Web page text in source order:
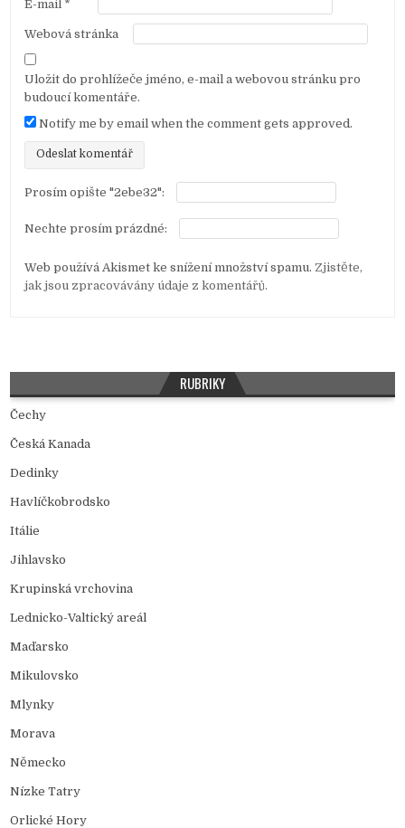
k
E-mail *
Webová stránka
Uložit do prohlížeče jméno, e-mail a webovou stránku pro
budoucí komentáře.
Notify me by email when the comment gets approved.
Prosím opište "2ebe32":
Nechte prosím prázdné:
Web používá Akismet ke snížení množství spamu. Zjistěte,
jak jsou zpracovávány údaje z komentářů.
RUBRIKY
Čechy
Česká Kanada
Dedinky
Havlíčkobrodsko
Itálie
Jihlavsko
Krupinská vrchovina
Lednicko-Valtický areál
Maďarsko
Mikulovsko
Mlynky
Morava
Německo
Nízke Tatry
Orlické Hory